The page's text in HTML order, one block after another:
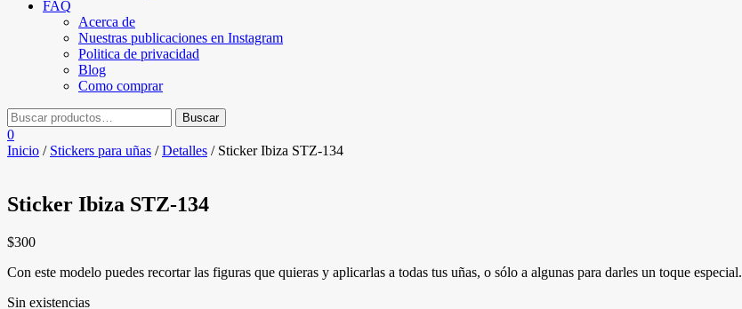
FAQ
Acerca de
Nuestras publicaciones en Instagram
Politica de privacidad
Blog
Como comprar
0
Inicio / Stickers para uñas /Detalles / Sticker Ibiza STZ-134
Sticker Ibiza STZ-134
$300
Con este modelo puedes recortar las figuras que quieras y aplicarlas a todas tus uñas, o sólo a algunas para darles un toque especial.
Sin existencias